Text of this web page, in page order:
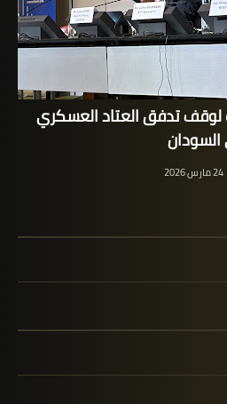
تدفق العتاد العسكري
24 مارس 2026